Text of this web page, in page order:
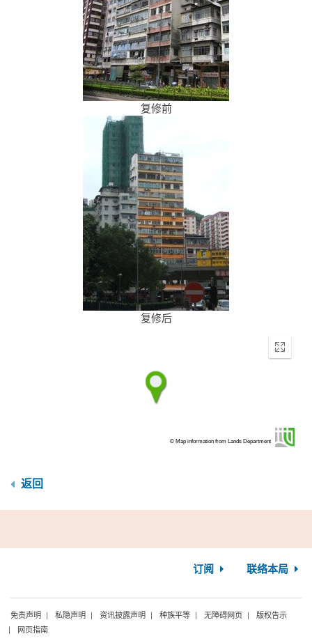
复修前
复修后
Enter
© Map information from Lands Department
返回
订阅 联络本局
免责声明 私隐声明 资讯披露声明 种族平等 无障碍网页
版权告示
网页指南